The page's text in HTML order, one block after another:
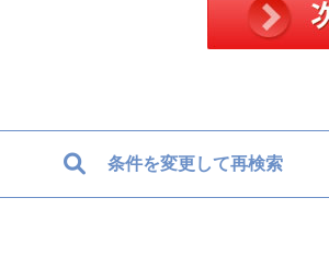
条件を変更して再検索